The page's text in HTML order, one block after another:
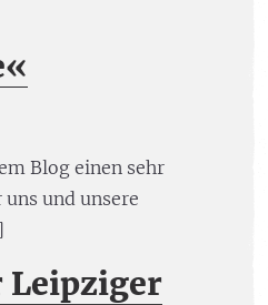
Blog einen sehr
und unsere